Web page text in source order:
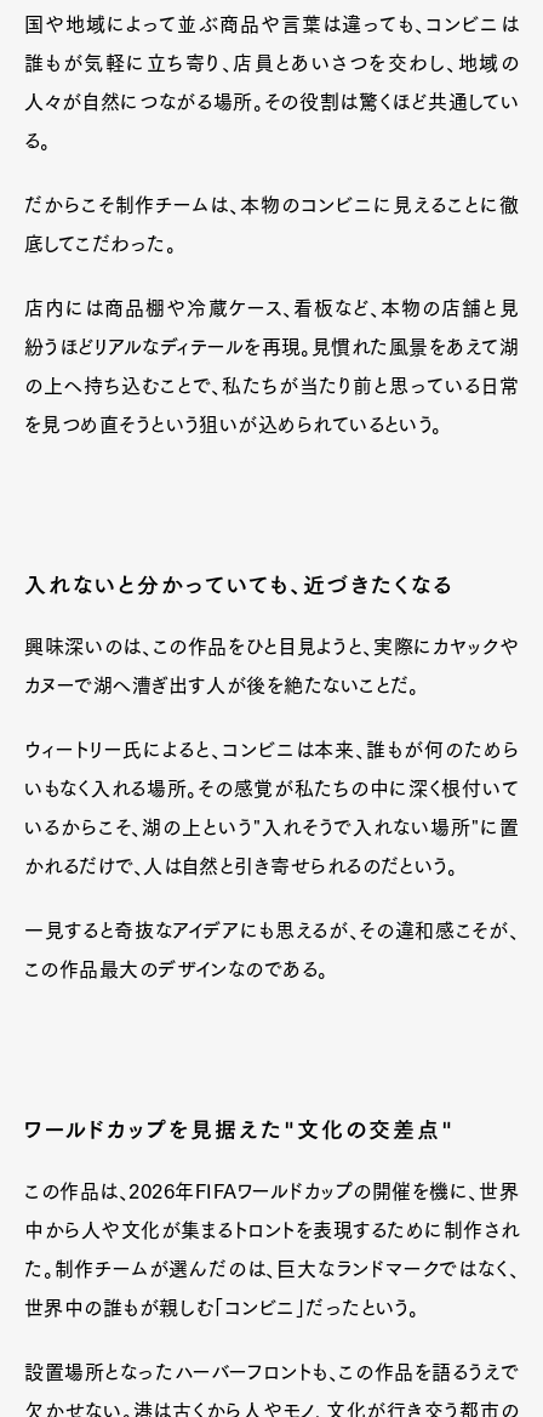
国や地域によって並ぶ商品や言葉は違っても、コンビニは
誰もが気軽に立ち寄り、店員とあいさつを交わし、地域の
人々が自然につながる場所。その役割は驚くほど共通してい
る。
だからこそ制作チームは、本物のコンビニに見えることに徹
底してこだわった。
店内には商品棚や冷蔵ケース、看板など、本物の店舗と見
紛うほどリアルなディテールを再現。見慣れた風景をあえて湖
の上へ持ち込むことで、私たちが当たり前と思っている日常
を見つめ直そうという狙いが込められているという。
入れないと分かっていても、近づきたくなる
興味深いのは、この作品をひと目見ようと、実際にカヤックや
カヌーで湖へ漕ぎ出す人が後を絶たないことだ。
ウィートリー氏によると、コンビニは本来、誰もが何のためら
いもなく入れる場所。その感覚が私たちの中に深く根付いて
いるからこそ、湖の上という"入れそうで入れない場所"に置
かれるだけで、人は自然と引き寄せられるのだという。
一見すると奇抜なアイデアにも思えるが、その違和感こそが、
この作品最大のデザインなのである。
ワールドカップを見据えた"文化の交差点"
この作品は、2026年FIFAワールドカップの開催を機に、世界
中から人や文化が集まるトロントを表現するために制作され
た。制作チームが選んだのは、巨大なランドマークではなく、
世界中の誰もが親しむ「コンビニ」だったという。
設置場所となったハーバーフロントも、この作品を語るうえで
欠かせない。港は古くから人やモノ、文化が行き交う都市の